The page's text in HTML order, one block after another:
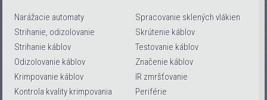
Narážacie automaty
Strihanie, odizolovanie
Strihanie káblov
Odizolovanie káblov
Krimpovanie káblov
Kontrola kvality krimpovania
Spracovanie sklených vlákien
Skrútenie káblov
Testovanie káblov
Značenie káblov
IR zmršťovanie
Periférie